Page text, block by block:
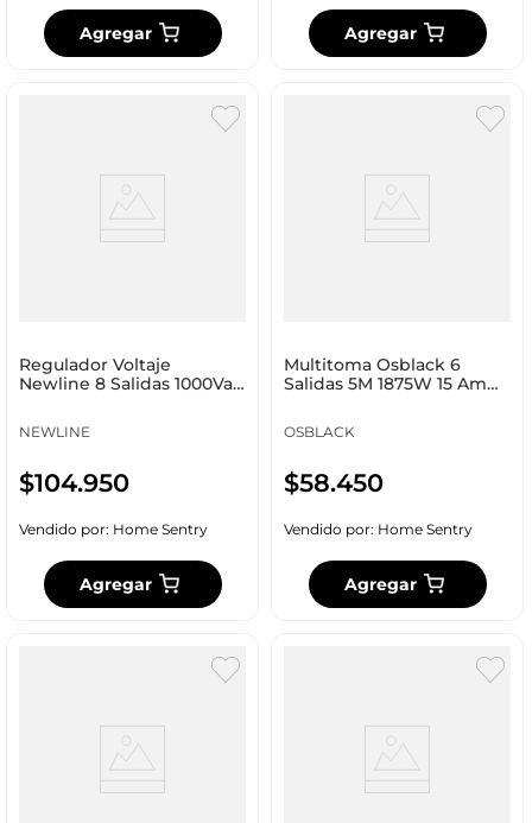
Agregar Agregar
Regulador Voltaje
Newline 8 Salidas 1000Va
NEWLINE
$104.950
Vendido por: Home Sentry
Agregar
Multitoma Osblack 6
Salidas 5M 1875W 15 Am
OSBLACK
$58.450
Vendido por: Home Sentry
Agregar